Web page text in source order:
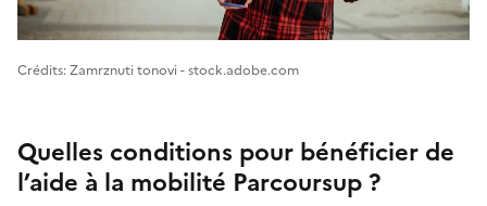
Image 1
Crédits: Zamrznuti tonovi - stock.adobe.com
Quelles conditions pour bénéficier de
l’aide à la mobilité Parcoursup ?